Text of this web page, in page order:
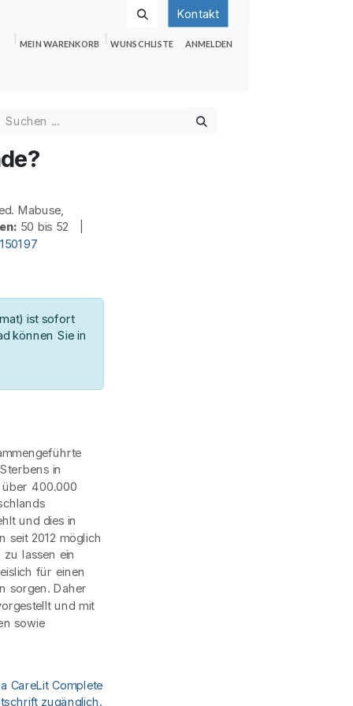
Kontakt
MEIN WARENKORB WUNSCHLISTE ANMELDEN
Mabuse,
50 bis 52 |
ist sofort
können Sie in
in
400.000
und dies in
seit 2012 möglich
lassen ein
für einen
sorgen. Daher
und mit
sowie
CareLit Complete
zugänglich.